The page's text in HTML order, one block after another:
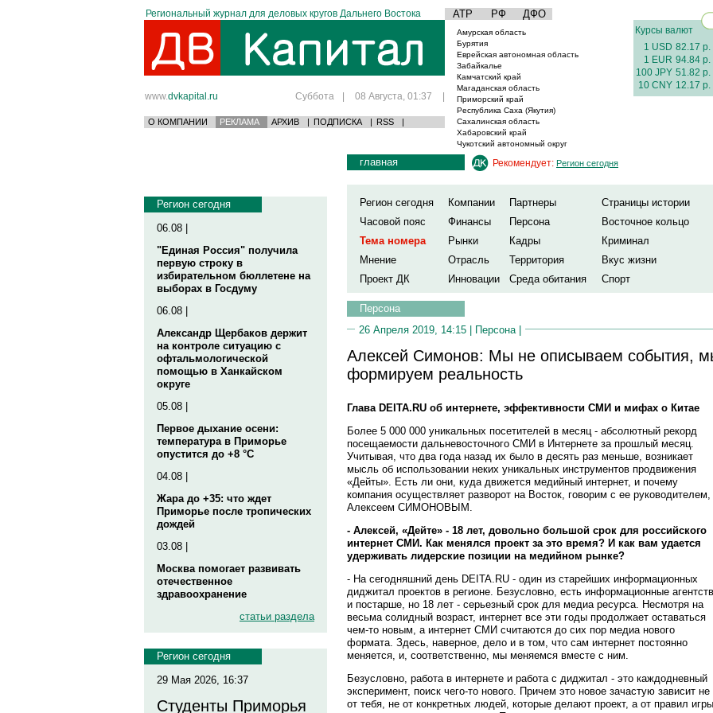
Региональный журнал для деловых кругов Дальнего Востока АТР РФ ДФО
www.dvkapital.ru Суббота | 08 Августа, 01:37 |
О КОМПАНИИ РЕКЛАМА АРХИВ | ПОДПИСКА | RSS |
Амурская область
Бурятия
Еврейская автономная область
Забайкалье
Камчатский край
Магаданская область
Приморский край
Республика Саха (Якутия)
Сахалинская область
Хабаровский край
Чукотский автономный округ
Курсы валют
1 USD 82.17 р.
1 EUR 94.84 р.
100 JPY 51.82 р.
10 CNY 12.17 р.
Регион сегодня
06.08 |
"Единая Россия" получила
первую строку в
избирательном бюллетене на
выборах в Госдуму
06.08 |
Александр Щербаков держит
на контроле ситуацию с
офтальмологической
помощью в Ханкайском
округе
05.08 |
Первое дыхание осени:
температура в Приморье
опустится до +8 °C
04.08 |
Жара до +35: что ждет
Приморье после тропических
дождей
03.08 |
Москва помогает развивать
отечественное
здравоохранение
статьи раздела
Регион сегодня
29 Мая 2026, 16:37
Студенты Приморья
главная Рекомендует: Регион сегодня
Регион сегодня Компании Партнеры
Страницы истории
Часовой пояс
Финансы Персона
Восточное кольцо
Тема номера
Рынки Кадры
Криминал
Мнение
Отрасль Территория
Вкус жизни
Проект ДК
Инновации Среда обитания Спорт
Персона
26 Апреля 2019, 14:15 | Персона |
Алексей Симонов: Мы не описываем события,
формируем реальность
Глава DEITA.RU об интернете, эффективности СМИ и мифах о Китае
Более 5 000 000 уникальных посетителей в месяц - абсолютный рекорд
посещаемости дальневосточного СМИ в Интернете за прошлый месяц.
Учитывая, что два года назад их было в десять раз меньше, возникает
мысль об использовании неких уникальных инструментов продвижения
«Дейты». Есть ли они, куда движется медийный интернет, и почему
компания осуществляет разворот на Восток, говорим с ее руководителем,
Алексеем СИМОНОВЫМ.
- Алексей, «Дейте» - 18 лет, довольно большой срок для российского
интернет СМИ. Как менялся проект за это время? И как вам удается
удерживать лидерские позиции на медийном рынке?
- На сегодняшний день DEITA.RU - один из старейших информационных
диджитал проектов в регионе. Безусловно, есть информационные
и постарше, но 18 лет - серьезный срок для медиа ресурса. Несмотря на
весьма солидный возраст, интернет все эти годы продолжает оставаться
чем-то новым, а интернет СМИ считаются до сих пор медиа нового
формата. Здесь, наверное, дело и в том, что сам интернет постоянно
меняется, и, соответственно, мы меняемся вместе с ним.
Безусловно, работа в интернете и работа с диджитал - это каждодневный
эксперимент, поиск чего-то нового. Причем это новое зачастую зависит не
от тебя, не от конкретных людей, которые делают проект, а от правил